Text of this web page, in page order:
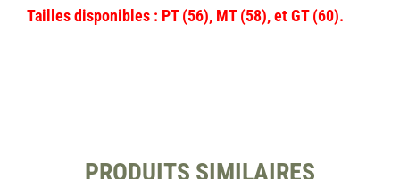
Tailles disponibles : PT (56), MT (58), et GT (60).
PRODUITS SIMILAIRES